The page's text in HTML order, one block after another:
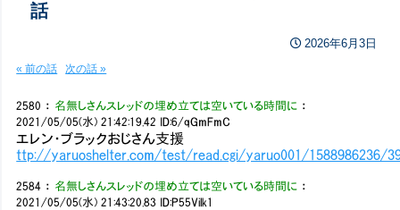
話
2026年6月3日
« 前の話 次の話 »
2580 ： 名無しさんスレッドの埋め立ては空いている時間に ：
2021/05/05(水) 21:42:19.42 ID:6/qGmFmC
エレン・ブラックおじさん支援
ttp://yaruoshelter.com/test/read.cgi/yaruo001/1588986236/
2584 ： 名無しさんスレッドの埋め立ては空いている時間に ：
2021/05/05(水) 21:43:20.83 ID:P55Vilk1